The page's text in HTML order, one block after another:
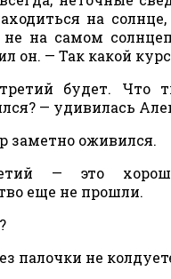
на
на самом
он. — Так какой
будет. Что
— удивилась
заметно оживился.
— это
еще не прошли.
палочки не